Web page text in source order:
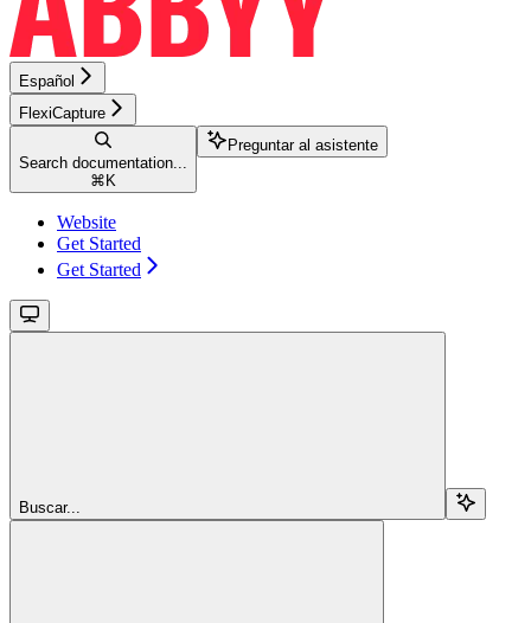
Español
FlexiCapture
Search documentation...
⌘ K
Preguntar al asistente
Website
Get Started
Get Started
Buscar...